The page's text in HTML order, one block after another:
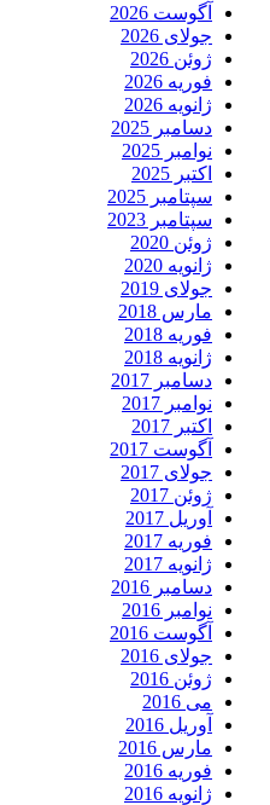
آگوست 2026
جولای 2026
ژوئن 2026
فوریه 2026
ژانویه 2026
دسامبر 2025
نوامبر 2025
اکتبر 2025
سپتامبر 2025
سپتامبر 2023
ژوئن 2020
ژانویه 2020
جولای 2019
مارس 2018
فوریه 2018
ژانویه 2018
دسامبر 2017
نوامبر 2017
اکتبر 2017
آگوست 2017
جولای 2017
ژوئن 2017
آوریل 2017
فوریه 2017
ژانویه 2017
دسامبر 2016
نوامبر 2016
آگوست 2016
جولای 2016
ژوئن 2016
می 2016
آوریل 2016
مارس 2016
فوریه 2016
ژانویه 2016